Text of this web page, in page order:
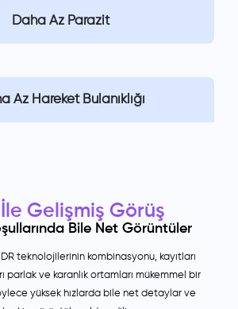
Daha Az Parazit
Az Hareket Bulanıklığı
İle Gelişmiş Görüş
Bile Net Görüntüler
teknolojilerinin kombinasyonu, kayıtları
parlak ve karanlık ortamları mükemmel bir
yüksek hızlarda bile net detaylar ve